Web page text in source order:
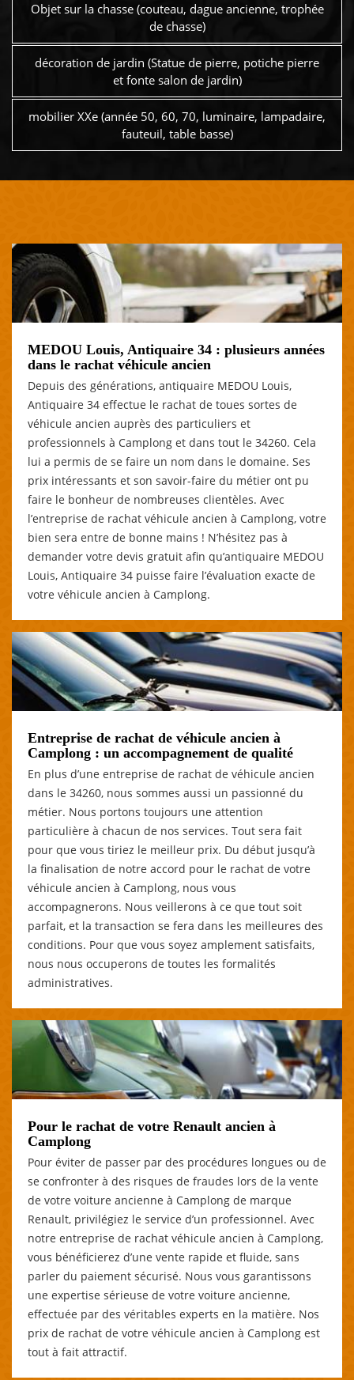
Objet sur la chasse (couteau, dague ancienne, trophée
de chasse)
décoration de jardin (Statue de pierre, potiche pierre
et fonte salon de jardin)
mobilier XXe (année 50, 60, 70, luminaire, lampadaire,
fauteuil, table basse)
MEDOU Louis, Antiquaire 34 : plusieurs années
dans le rachat véhicule ancien
Depuis des générations, antiquaire MEDOU Louis,
Antiquaire 34 effectue le rachat de toues sortes de
véhicule ancien auprès des particuliers et
professionnels à Camplong et dans tout le 34260. Cela
lui a permis de se faire un nom dans le domaine. Ses
prix intéressants et son savoir-faire du métier ont pu
faire le bonheur de nombreuses clientèles. Avec
l’entreprise de rachat véhicule ancien à Camplong, votre
bien sera entre de bonne mains ! N’hésitez pas à
demander votre devis gratuit afin qu’antiquaire MEDOU
Louis, Antiquaire 34 puisse faire l’évaluation exacte de
votre véhicule ancien à Camplong.
Entreprise de rachat de véhicule ancien à
Camplong : un accompagnement de qualité
En plus d’une entreprise de rachat de véhicule ancien
dans le 34260, nous sommes aussi un passionné du
métier. Nous portons toujours une attention
particulière à chacun de nos services. Tout sera fait
pour que vous tiriez le meilleur prix. Du début jusqu’à
la finalisation de notre accord pour le rachat de votre
véhicule ancien à Camplong, nous vous
accompagnerons. Nous veillerons à ce que tout soit
parfait, et la transaction se fera dans les meilleures des
conditions. Pour que vous soyez amplement satisfaits,
nous nous occuperons de toutes les formalités
administratives.
Pour le rachat de votre Renault ancien à
Camplong
Pour éviter de passer par des procédures longues ou de
se confronter à des risques de fraudes lors de la vente
de votre voiture ancienne à Camplong de marque
Renault, privilégiez le service d’un professionnel. Avec
notre entreprise de rachat véhicule ancien à Camplong,
vous bénéficierez d’une vente rapide et fluide, sans
parler du paiement sécurisé. Nous vous garantissons
une expertise sérieuse de votre voiture ancienne,
effectuée par des véritables experts en la matière. Nos
prix de rachat de votre véhicule ancien à Camplong est
tout à fait attractif.